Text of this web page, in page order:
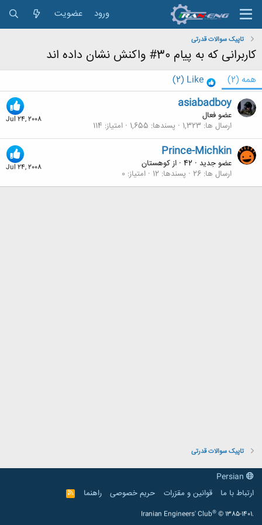
ورود عضویت
تاپیک سوالات قدرتی
کاربرانی که به پیام 30# واکنش نشان داده اند
همه (2)
Like
(2)
Jul 24, 2008
asiabadboy
عضو فعال
ارسال ها 1,323 پسندها 1,655 امتیاز 114
Jul 24, 2008
Prince-Michkin
عضو جدید ·
· ازکوهستان
ارسال ها 26 پسندها 12 امتیاز 0
تاپیک سوالات قدرتی
ارتباط با ما
قوانین و مقرّرات حریم خصوصی راهنما
R
S
Iranian Engineers' Club® © 1385-1401.